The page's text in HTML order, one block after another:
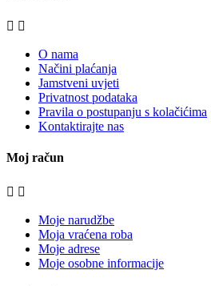
 
O nama
Načini plaćanja
Jamstveni uvjeti
Privatnost podataka
Pravila o postupanju s kolačićima
Kontaktirajte nas
Moj račun
 
Moje narudžbe
Moja vraćena roba
Moje adrese
Moje osobne informacije